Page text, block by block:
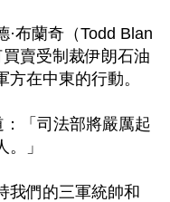
·布蘭奇（Todd Blan
賣受制裁伊朗石油
在中東的行動。
「司法部將嚴厲起
」
我們的三軍統帥和